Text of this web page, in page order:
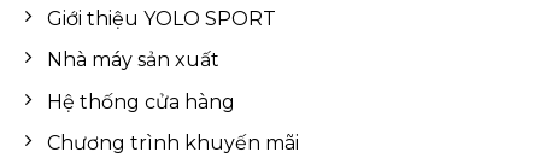
Giới thiệu YOLO SPORT
Nhà máy sản xuất
Hệ thống cửa hàng
Chương trình khuyến mãi